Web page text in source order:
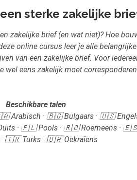
sterke zakelijke
zakelijke brief (en wat niet)? Hoe
online cursus leer je alle belangrijke
van een zakelijke brief. Voor
wel eens zakelijk moet
Beschikbare talen
Arabisch · 🇧🇬 Bulgaars · 🇺🇸
· 🇵🇱 Pools · 🇷🇴 Roemeens ·
· 🇹🇷 Turks · 🇺🇦 Oekraïens